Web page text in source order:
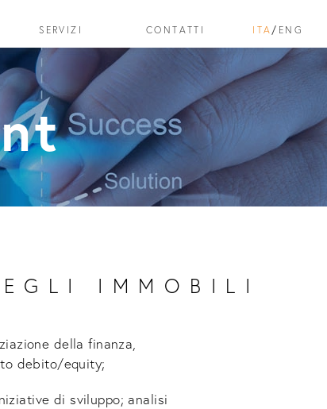
SERVIZI CONTATTI ITA / ENG
SERVIZI CONTATTI ITA / ENG
IMMOBILI
della finanza,
debito/equity;
di sviluppo; analisi